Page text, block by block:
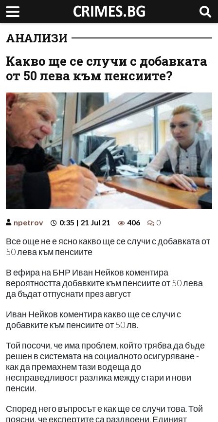
АНАЛИЗИ
Какво ще се случи с добавката
от 50 лева към пенсиите?
npetrov 0:35 | 21 Jul 21 406 0
Все още не е ясно какво ще се случи с добавката от
50 лева към пенсиите
В ефира на БНР Иван Нейков коментира
вероятността добавките към пенсиите от 50 лева
да бъдат отпуснати през август
Иван Нейков коментира какво ще се случи с
добавките към пенсиите от 50 лв.
Той посочи, че има проблем, който трябва да бъде
решен в системата на социалното осигуряване -
как да премахнем тази водеща до
несправедливост разлика между стари и нови
пенсии.
Според него въпросът е как ще се случи това. Той
поясни, че експертите са раздвоени. Единият